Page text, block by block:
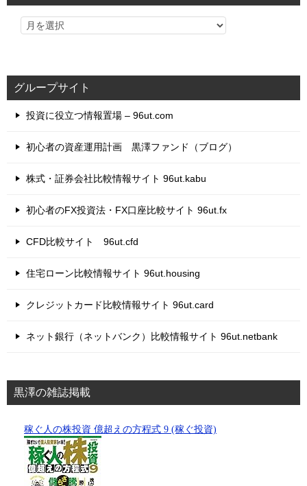
グループサイト
投資に役立つ情報置場 – 96ut.com
初心者の資産運用計画 黒澤ファンド（ブログ）
株式・証券会社比較情報サイト 96ut.kabu
初心者のFX投資法・FX口座比較サイト 96ut.fx
CFD比較サイト 96ut.cfd
住宅ローン比較情報サイト 96ut.housing
クレジットカード比較情報サイト 96ut.card
ネット銀行（ネットバンク）比較情報サイト 96ut.netbank
黒澤の雑誌掲載
稼ぐ人の株投資 億超えの方程式 9 (稼ぐ投資)